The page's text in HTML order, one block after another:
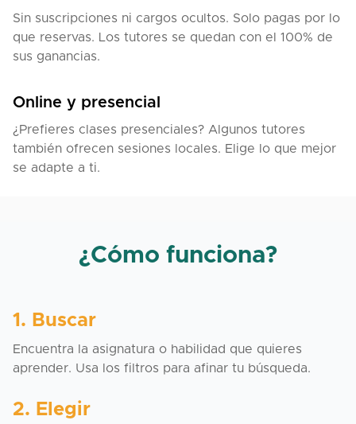
Sin suscripciones ni cargos ocultos. Solo pagas por lo
que reservas. Los tutores se quedan con el 100% de
sus ganancias.
Online y presencial
¿Prefieres clases presenciales? Algunos tutores
también ofrecen sesiones locales. Elige lo que mejor
se adapte a ti.
¿Cómo funciona?
1. Buscar
Encuentra la asignatura o habilidad que quieres
aprender. Usa los filtros para afinar tu búsqueda.
2. Elegir